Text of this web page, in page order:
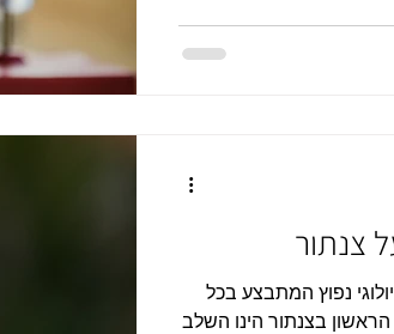
צנתור
נפוץ המתבצע בכל
בצנתור הינו השלב